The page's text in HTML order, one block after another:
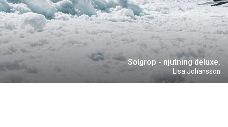
Solgrop - njutning deluxe.
Lisa Johansson